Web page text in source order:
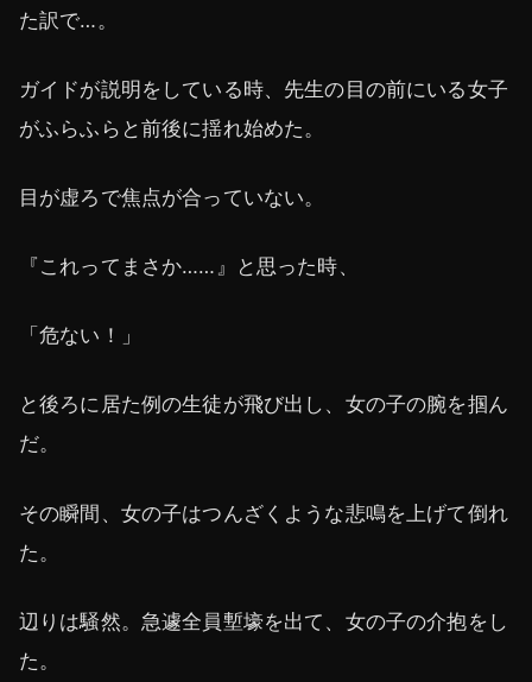
た訳で…。
ガイドが説明をしている時、先生の目の前にいる女子
がふらふらと前後に揺れ始めた。
目が虚ろで焦点が合っていない。
『これってまさか……』と思った時、
「危ない！」
と後ろに居た例の生徒が飛び出し、女の子の腕を掴ん
だ。
その瞬間、女の子はつんざくような悲鳴を上げて倒れ
た。
辺りは騒然。急遽全員塹壕を出て、女の子の介抱をし
た。